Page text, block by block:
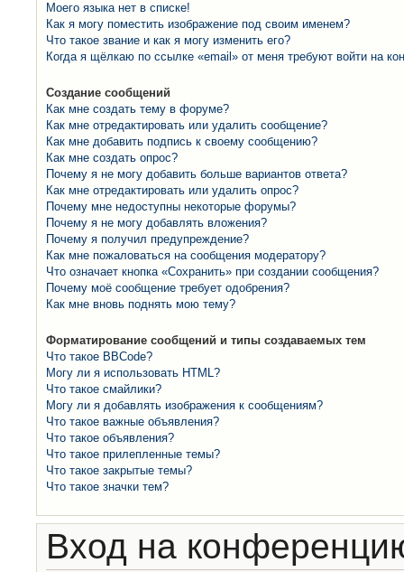
Моего языка нет в списке!
Как я могу поместить изображение под своим именем?
Что такое звание и как я могу изменить его?
Когда я щёлкаю по ссылке «email» от меня требуют войти на
Создание сообщений
Как мне создать тему в форуме?
Как мне отредактировать или удалить сообщение?
Как мне добавить подпись к своему сообщению?
Как мне создать опрос?
Почему я не могу добавить больше вариантов ответа?
Как мне отредактировать или удалить опрос?
Почему мне недоступны некоторые форумы?
Почему я не могу добавлять вложения?
Почему я получил предупреждение?
Как мне пожаловаться на сообщения модератору?
Что означает кнопка «Сохранить» при создании сообщения?
Почему моё сообщение требует одобрения?
Как мне вновь поднять мою тему?
Форматирование сообщений и типы создаваемых тем
Что такое BBCode?
Могу ли я использовать HTML?
Что такое смайлики?
Могу ли я добавлять изображения к сообщениям?
Что такое важные объявления?
Что такое объявления?
Что такое прилепленные темы?
Что такое закрытые темы?
Что такое значки тем?
Вход на